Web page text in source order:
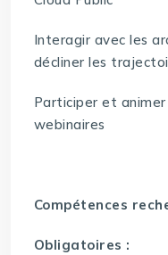
Interagir avec les
décliner les
Participer et
webinaires
Compétences
Obligatoires :